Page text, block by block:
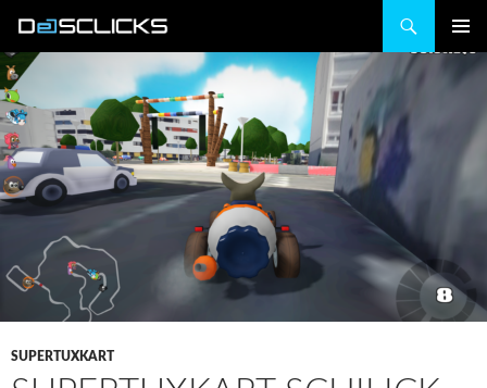
AU
CONTENU
SUPERTUXKART